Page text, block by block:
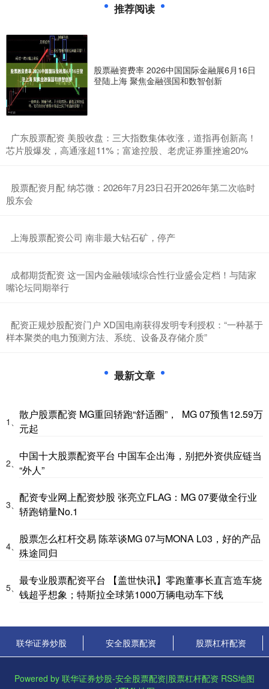
推荐阅读
股票融资费率 2026中国国际金融展6月16日
登陆上海 聚焦金融强国和数智创新
​广东股票配资 美股收盘：三大指数集体收涨，道指再创新高！
芯片股爆发，高通涨超11%；富途控股、老虎证券重挫逾20%
​股票配资月配 纳芯微：2026年7月23日召开2026年第二次临时
股东会
​上海股票配资公司 南非最大钻石矿，停产
​成都期货配资 这一国内金融领域综合性行业盛会定档！与陆家
嘴论坛同期举行
​配资正规炒股配资门户 XD国电南获得发明专利授权：“一种基于
样本聚类的电力预测方法、系统、设备及存储介质”
最新文章
1、
散户股票配资 MG重回轿跑“舒适圈”， MG 07预售12.59万
元起
2、
中国十大股票配资平台 中国车企出海，别把外资供应链当
“外人”
3、
配资专业网上配资炒股 张亮立FLAG：MG 07要做全行业
轿跑销量No.1
4、
股票怎么杠杆交易 陈萃谈MG 07与MONA L03，好的产品
殊途同归
5、
最专业股票配资平台 【盖世快讯】零跑董事长直言造车烧
钱超乎想象；特斯拉全球第1000万辆电动车下线
联华证券炒股 安全股票配资 股票杠杆配资
Powered by 联华证券炒股-安全股票配资|股票杠杆配资 RSS地图